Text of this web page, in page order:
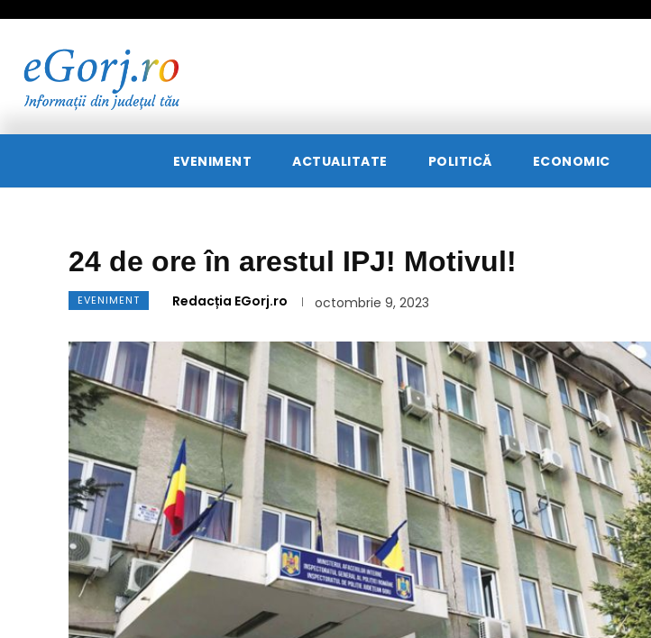
EVENIMENT ACTUALITATE POLITICĂ ECONOMIC
24 de ore în arestul IPJ! Motivul!
EVENIMENT Redacția EGorj.ro octombrie 9, 2023